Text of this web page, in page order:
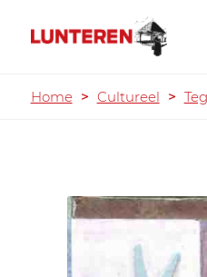
Home > Cultureel >